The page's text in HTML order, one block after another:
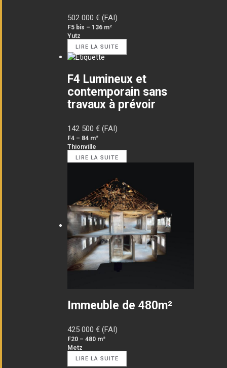
502 000 € (FAI)
F5 bis – 136 m²
Yutz
LIRE LA SUITE
F4 Lumineux et
contemporain sans
travaux à prévoir
142 500 € (FAI)
F4 – 84 m²
Thionville
LIRE LA SUITE
Immeuble de 480m²
425 000 € (FAI)
F20 – 480 m²
Metz
LIRE LA SUITE